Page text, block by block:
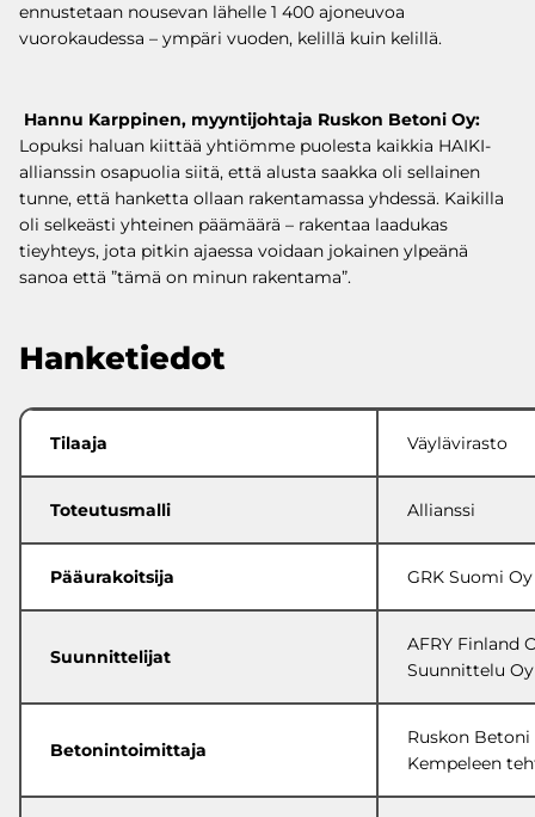
ennustetaan nousevan lähelle 1 400 ajoneuvoa
vuorokaudessa – ympäri vuoden, kelillä kuin kelillä.
Hannu Karppinen, myyntijohtaja Ruskon Betoni Oy:
Lopuksi haluan kiittää yhtiömme puolesta kaikkia HAIKI-
allianssin osapuolia siitä, että alusta saakka oli sellainen
tunne, että hanketta ollaan rakentamassa yhdessä. Kaikilla
oli selkeästi yhteinen päämäärä – rakentaa laadukas
tieyhteys, jota pitkin ajaessa voidaan jokainen ylpeänä
sanoa että ”tämä on minun rakentama”.
Hanketiedot
Tilaaja Väylävirasto
Toteutusmalli Allianssi
Pääurakoitsija GRK Suomi Oy
Suunnittelijat
AFRY Finland
Suunnittelu Oy
Betonintoimittaja
Ruskon
Kempeleen